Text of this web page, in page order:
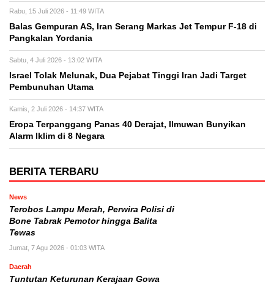
Rabu, 15 Juli 2026 - 11:49 WITA
Balas Gempuran AS, Iran Serang Markas Jet Tempur F-18 di
Pangkalan Yordania
Sabtu, 4 Juli 2026 - 13:02 WITA
Israel Tolak Melunak, Dua Pejabat Tinggi Iran Jadi Target
Pembunuhan Utama
Kamis, 2 Juli 2026 - 14:37 WITA
Eropa Terpanggang Panas 40 Derajat, Ilmuwan Bunyikan
Alarm Iklim di 8 Negara
BERITA TERBARU
News
Terobos Lampu Merah, Perwira Polisi di
Bone Tabrak Pemotor hingga Balita
Tewas
Jumat, 7 Agu 2026 - 01:03 WITA
Daerah
Tuntutan Keturunan Kerajaan Gowa